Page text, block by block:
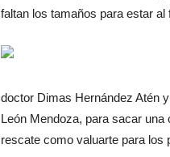
faltan los tamaños para estar al
doctor Dimas Hernández Atén
León Mendoza, para sacar
rescate como valuarte para los